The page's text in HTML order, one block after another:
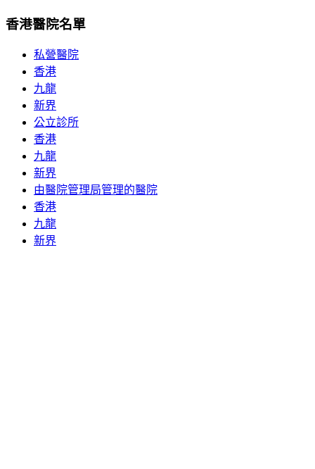
香港醫院名單
私營醫院
香港
九龍
新界
公立診所
香港
九龍
新界
由醫院管理局管理的醫院
香港
九龍
新界